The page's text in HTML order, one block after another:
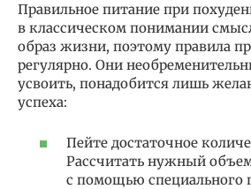
Правильное питание при
в классическом понимании
образ жизни, поэтому правила
регулярно. Они
усвоить, понадобится лишь
успеха:
Пейте достаточное
Рассчитать нужный
с помощью специального